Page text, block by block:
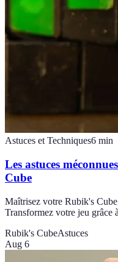
Astuces et Techniques6 min
Les astuces
Cube
Maîtrisez votre Rubik's Cube
Transformez votre jeu grâce
Rubik's CubeAstuces
Aug 6